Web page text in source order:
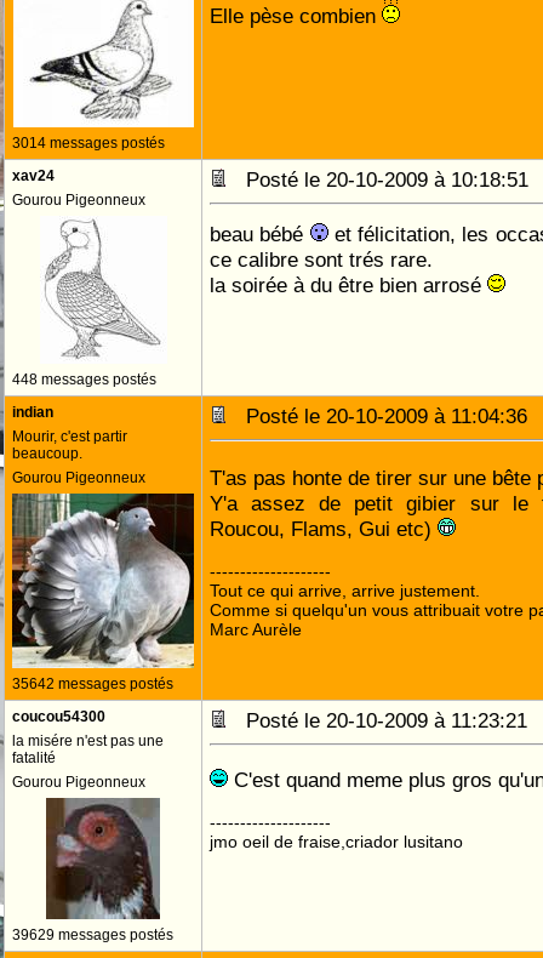
3014 messages postés
Elle pèse combien
xav24
Gourou Pigeonneux
448 messages postés
Posté le 20-10-2009 à
beau bébé
et félicitation, les
ce calibre sont trés rare.
la soirée à du être bien arrosé
indian
Mourir, c'est partir
beaucoup.
Gourou Pigeonneux
35642 messages postés
Posté le 20-10-2009 à
T'as pas honte de tirer sur une
Y'a assez de petit gibier sur le
Roucou, Flams, Gui etc)
--------------------
Tout ce qui arrive, arrive justement.
Comme si quelqu'un vous attribuait votre
Marc Aurèle
coucou54300
la misére n'est pas une
fatalité
Gourou Pigeonneux
39629 messages postés
Posté le 20-10-2009 à
C'est quand meme plus gros
--------------------
jmo oeil de fraise,criador lusitano